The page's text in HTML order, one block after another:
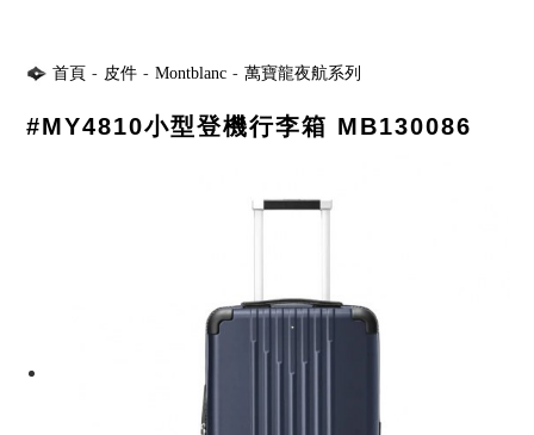
首頁 - 皮件 - Montblanc - 萬寶龍夜航系列
#MY4810小型登機行李箱 MB130086